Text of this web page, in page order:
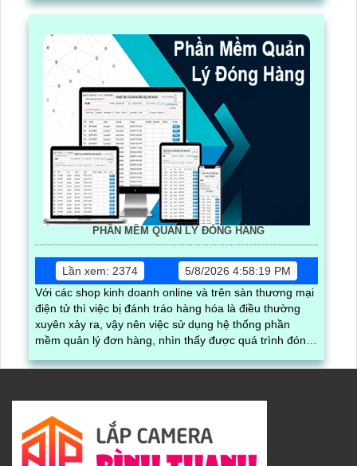
PHẦN MỀM QUẢN LÝ ĐÓNG HÀNG
Lần xem: 2374
5/8/2026 4:58:19 PM
Với các shop kinh doanh online và trên sàn thương mại
điện tử thì việc bị đánh tráo hàng hóa là điều thường
xuyên xảy ra, vậy nên việc sử dụng hệ thống phần
mềm quản lý đơn hàng, nhìn thấy được quá trình đóng
được ghi lại một cách dễ dàng